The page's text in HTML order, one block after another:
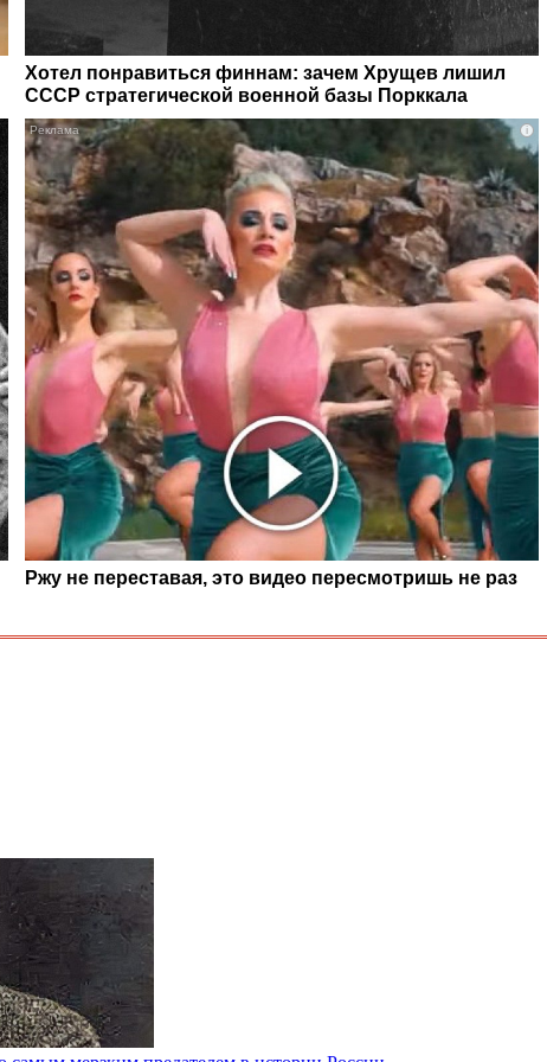
Хотел понравиться финнам: зачем Хрущев лишил
СССР стратегической военной базы Порккала
i
Ржу не переставая, это видео пересмотришь не раз